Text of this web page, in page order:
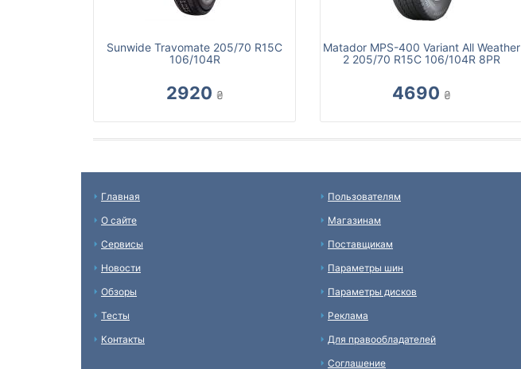
Sunwide Travomate 205/70 R15C
106/104R
2920 ₴
Matador MPS-400 Variant All Weather
2 205/70 R15C 106/104R 8PR
4690 ₴
Главная
О сайте
Сервисы
Новости
Обзоры
Тесты
Контакты
Пользователям
Магазинам
Поставщикам
Параметры шин
Параметры дисков
Реклама
Для правообладателей
Соглашение